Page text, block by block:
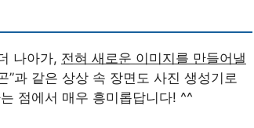
나아가, 전혀 새로운 이미지를 만들어낼
”과 같은 상상 속 장면도 사진 생성기로
점에서 매우 흥미롭답니다! ^^